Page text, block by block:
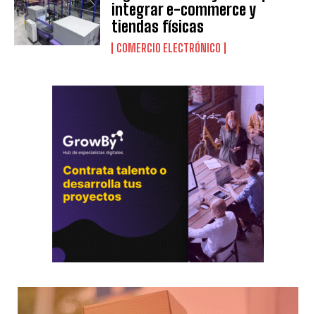
integrar e-commerce y
tiendas físicas
COMERCIO ELECTRÓNICO